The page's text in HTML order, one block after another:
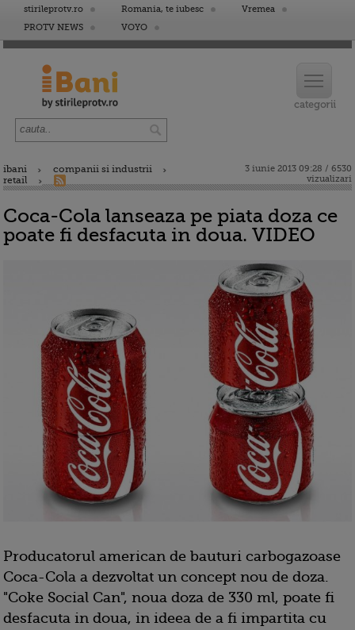
stirileprotv.ro Romania, te iubesc
Vremea
PROTV NEWS
VOYO
ibani
companii si industrii
retail
3 iunie 2013 09:28 / 6530
vizualizari
Coca-Cola lanseaza pe piata doza ce
poate fi desfacuta in doua. VIDEO
Producatorul american de bauturi carbogazoase
Coca-Cola a dezvoltat un concept nou de doza.
"Coke Social Can", noua doza de 330 ml, poate fi
desfacuta in doua, in ideea de a fi impartita cu